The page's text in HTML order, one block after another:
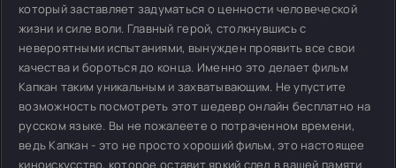
который заставляет задуматься о ценности человеческой
жизни и силе воли. Главный герой, столкнувшись с
невероятными испытаниями, вынужден проявить все свои
качества и бороться до конца. Именно это делает фильм
Капкан таким уникальным и захватывающим. Не упустите
возможность посмотреть этот шедевр онлайн бесплатно на
русском языке. Вы не пожалеете о потраченном времени,
ведь Капкан - это не просто хороший фильм, это настоящее
киноискусство, которое оставит яркий след в вашей памяти.